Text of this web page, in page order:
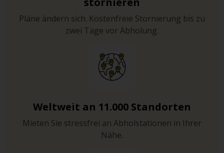
Pläne ändern sich. Kostenfreie Stornierung bis zu
zwei Tage vor Abholung.
Weltweit an 11.000 Standorten
Mieten Sie stressfrei an Abholstationen in Ihrer
Nähe.